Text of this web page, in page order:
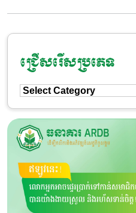
កសិកម្ម រុក្ខាប្រមាញ់ និងនេសាទ
ក្រោមកម្មវិធីគាំទ្រសេដ្ឋកិច្ចជនបទ
និងពាណិជ្ជកម្មផលិតផលកសិកម្ម
(ASPIRE-AT)
ជ្រើសរើសប្រភេទ
ជ្រើសរើស
ប្រភេទ